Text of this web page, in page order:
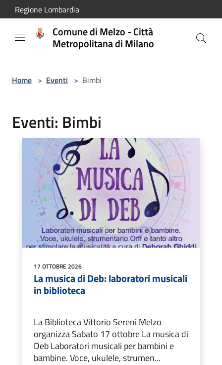
Salta al contenuto principale
Regione Lombardia
Comune di Melzo - Città
Metropolitana di Milano
Home > Eventi > Bimbi
Eventi: Bimbi
17 OTTOBRE 2026
La musica di Deb: laboratori musicali
in biblioteca
La Biblioteca Vittorio Sereni Melzo
organizza Sabato 17 ottobre La musica di
Deb Laboratori musicali per bambini e
bambine. Voce, ukulele, strumen...